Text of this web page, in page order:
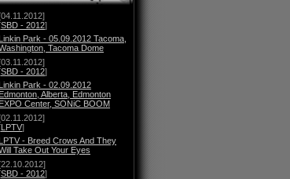
SBD - 2012]
Linkin Park - 05.09.2012 Tacoma,
Tacoma Dome
SBD - 2012]
Linkin Park - 02.09.2012
Edmonton, Alberta, Edmonton
EXPO Center, SONiC BOOM
LPTV]
LPTV - Breed Crows And They
Take Out Your Eyes
SBD - 2012]